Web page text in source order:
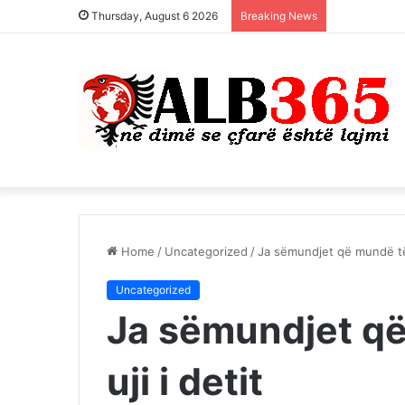
Thursday, August 6 2026 Breaking News
Home / Uncategorized /Ja sëmundjet që mundë
Uncategorized
Ja sëmundjet
uji i detit